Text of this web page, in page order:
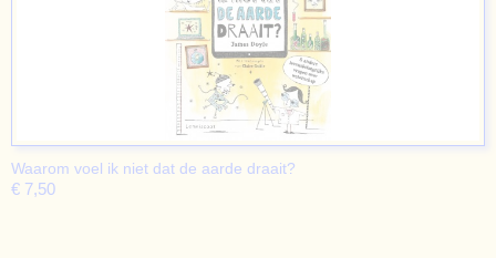
Waarom voel ik niet dat de aarde draait?
€ 7,50